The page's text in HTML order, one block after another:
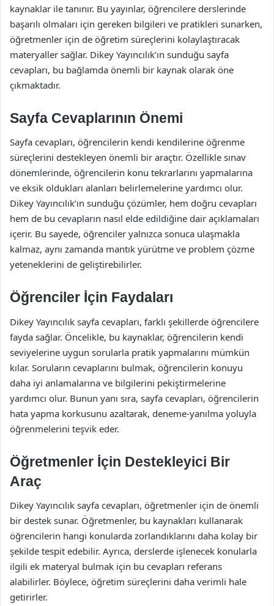
kaynaklar ile tanınır. Bu yayınlar, öğrencilere derslerinde
başarılı olmaları için gereken bilgileri ve pratikleri sunarken,
öğretmenler için de öğretim süreçlerini kolaylaştıracak
materyaller sağlar. Dikey Yayıncılık’ın sunduğu sayfa
cevapları, bu bağlamda önemli bir kaynak olarak öne
çıkmaktadır.
Sayfa Cevaplarının Önemi
Sayfa cevapları, öğrencilerin kendi kendilerine öğrenme
süreçlerini destekleyen önemli bir araçtır. Özellikle sınav
dönemlerinde, öğrencilerin konu tekrarlarını yapmalarına
ve eksik oldukları alanları belirlemelerine yardımcı olur.
Dikey Yayıncılık’ın sunduğu çözümler, hem doğru cevapları
hem de bu cevapların nasıl elde edildiğine dair açıklamaları
içerir. Bu sayede, öğrenciler yalnızca sonuca ulaşmakla
kalmaz, aynı zamanda mantık yürütme ve problem çözme
yeteneklerini de geliştirebilirler.
Öğrenciler İçin Faydaları
Dikey Yayıncılık sayfa cevapları, farklı şekillerde öğrencilere
fayda sağlar. Öncelikle, bu kaynaklar, öğrencilerin kendi
seviyelerine uygun sorularla pratik yapmalarını mümkün
kılar. Soruların cevaplarını bulmak, öğrencilerin konuyu
daha iyi anlamalarına ve bilgilerini pekiştirmelerine
yardımcı olur. Bunun yanı sıra, sayfa cevapları, öğrencilerin
hata yapma korkusunu azaltarak, deneme-yanılma yoluyla
öğrenmelerini teşvik eder.
Öğretmenler İçin Destekleyici Bir
Araç
Dikey Yayıncılık sayfa cevapları, öğretmenler için de önemli
bir destek sunar. Öğretmenler, bu kaynakları kullanarak
öğrencilerin hangi konularda zorlandıklarını daha kolay bir
şekilde tespit edebilir. Ayrıca, derslerde işlenecek konularla
ilgili ek materyal bulmak için bu cevapları referans
alabilirler. Böylece, öğretim süreçlerini daha verimli hale
getirirler.